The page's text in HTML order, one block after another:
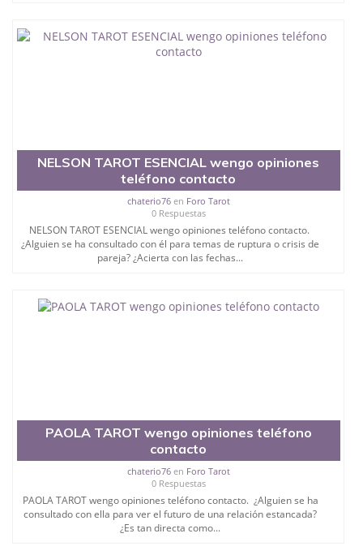
NELSON TAROT ESENCIAL wengo opiniones
teléfono contacto
chaterio76en Foro Tarot
0 Respuestas
NELSON TAROT ESENCIAL wengo opiniones teléfono contacto.
¿Alguien se ha consultado con él para temas de ruptura o crisis de
pareja? ¿Acierta con las fechas...
PAOLA TAROT wengo opiniones teléfono
contacto
chaterio76en Foro Tarot
0 Respuestas
PAOLA TAROT wengo opiniones teléfono contacto. ¿Alguien se ha
consultado con ella para ver el futuro de una relación estancada?
¿Es tan directa como...